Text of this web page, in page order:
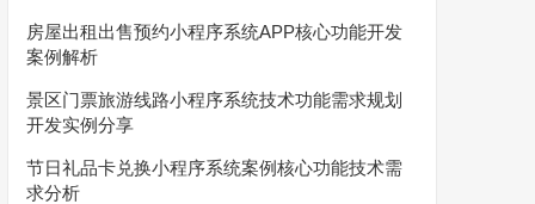
房屋出租出售预约小程序系统APP核心功能开发
案例解析
景区门票旅游线路小程序系统技术功能需求规划
开发实例分享
节日礼品卡兑换小程序系统案例核心功能技术需
求分析